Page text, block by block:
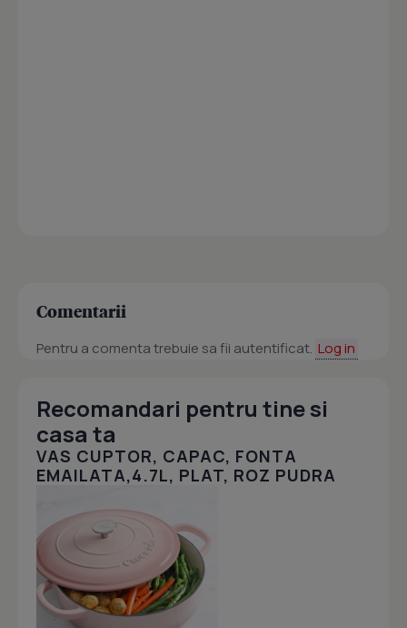
Comentarii
Pentru a comenta trebuie sa fii autentificat. Log in
Recomandari pentru tine si
casa ta
VAS CUPTOR, CAPAC, FONTA
EMAILATA,4.7L, PLAT, ROZ PUDRA